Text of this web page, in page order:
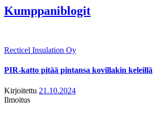
Kumppaniblogit
Recticel Insulation Oy
PIR-katto pitää pintansa kovillakin keleillä
Kirjoitettu 21.10.2024
Ilmoitus